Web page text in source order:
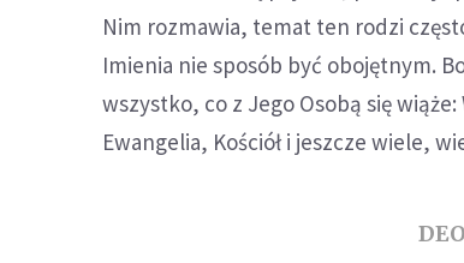
Nim rozmawia, temat ten rodzi
Imienia nie sposób być obojętnym.
wszystko, co z Jego Osobą się
Ewangelia, Kościół i jeszcze wiele,